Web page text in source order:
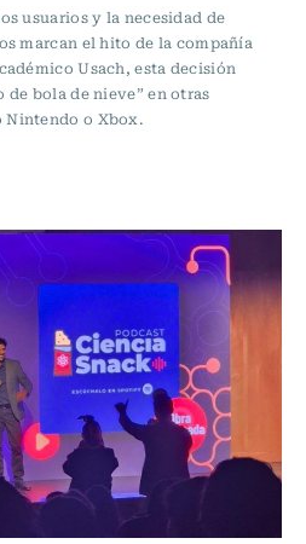
usuarios y la necesidad de
marcan el hito de la compañía
Usach, esta decisión
bola de nieve” en otras
Nintendo o Xbox.